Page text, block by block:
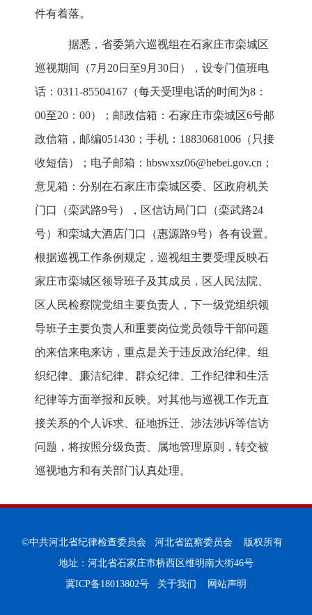
件有着落。
据悉，省委第六巡视组在石家庄市栾城区
巡视期间（7月20日至9月30日），设专门值班电
话：0311-85504167（每天受理电话的时间为8：
00至20：00）；邮政信箱：石家庄市栾城区6号邮
政信箱，邮编051430；手机：18830681006（只接
收短信）；电子邮箱：hbswxsz06@hebei.gov.cn；
意见箱：分别在石家庄市栾城区委、区政府机关
门口（栾武路9号），区信访局门口（栾武路24
号）和栾城大酒店门口（惠源路9号）各有设置。
根据巡视工作条例规定，巡视组主要受理反映石
家庄市栾城区领导班子及其成员，区人民法院、
区人民检察院党组主要负责人，下一级党组织领
导班子主要负责人和重要岗位党员领导干部问题
的来信来电来访，重点是关于违反政治纪律、组
织纪律、廉洁纪律、群众纪律、工作纪律和生活
纪律等方面举报和反映。对其他与巡视工作无直
接关系的个人诉求、征地拆迁、涉法涉诉等信访
问题，将按照分级负责、属地管理原则，转交被
巡视地方和有关部门认真处理。
©中共河北省纪律检查委员会 河北省监察委员会 版权所有
地址：河北省石家庄市桥西区维明南大街46号
冀ICP备18013802号
关于我们 网站声明